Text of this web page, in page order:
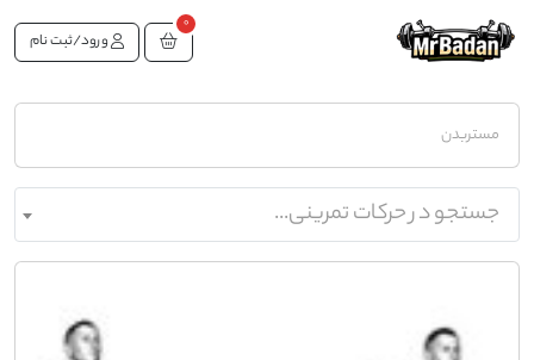
0
ورود/ثبت نام
مستربدن
جستجو در حرکات تمرینی...